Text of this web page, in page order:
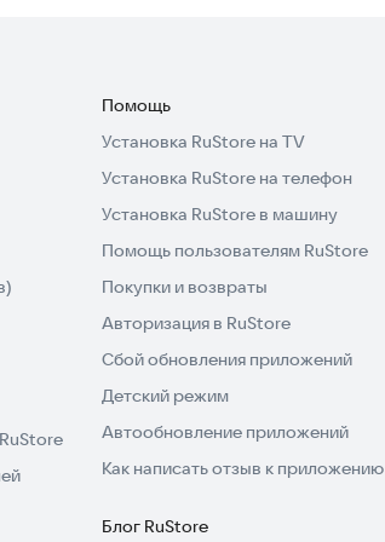
Помощь
Установка RuStore на TV
Установка RuStore на телефон
Установка RuStore в машину
Помощь пользователям RuStore
Покупки и возвраты
Авторизация в RuStore
Сбой обновления приложений
Детский режим
Автообновление приложений
Как написать отзыв к приложению
Блог RuStore